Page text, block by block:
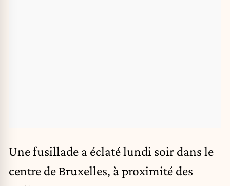
Une fusillade a éclaté lundi soir dans le
centre de Bruxelles, à proximité des